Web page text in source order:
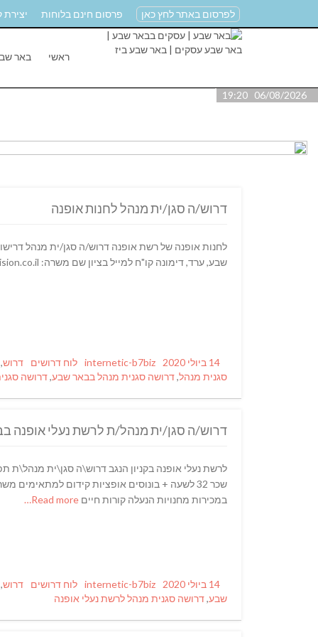
לפרסום באתר לחץ כאן פרסום חינם בלוחות
ראשי באר
06/08/2026 19:20
דרוש/ה סגן/ית מנהל לחנות אופנה
לחנות אופנה של רשת אופנה דרוש/ה סגן/ית מנהל
שבע, ערד, דימונה קו"ח למייל בציון שם משרה: moran@comvision.co.il
Posted
on
14 ביולי 2020 Author
internetic-b7biz
Categories
לוח דרושים Tags
דרוש,
סגנית מנהל,דרושה סגנית מנהל בבאר שבע,דרושה
דרוש/ה סגן/ית מנהל/ת לרשת נעלי אופנה
שכר 32 לשעה + בונוסים אופציות קידום
במכירות מחנויות הנעלה קורות חיים
Posted
on
14 ביולי 2020 Author
internetic-b7biz
Categories
לוח דרושים Tags
דרוש,
שבע,דרושה סגנית מנהל לרשת נעלי אופנה